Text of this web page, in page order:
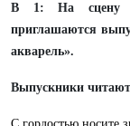
В 1: На сцену
приглашаются
акварель».
Выпускники